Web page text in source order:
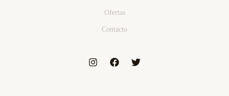
Ofertas
Contacto